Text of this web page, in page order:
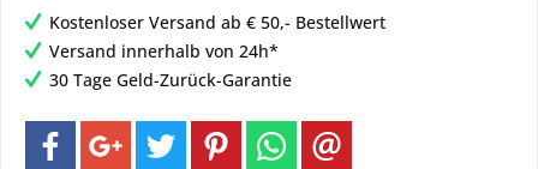
Kostenloser Versand ab € 50,- Bestellwert
Versand innerhalb von 24h*
30 Tage Geld-Zurück-Garantie